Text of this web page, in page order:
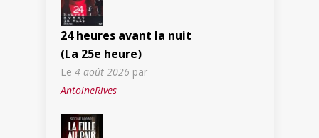
24 heures avant la nuit
(La 25e heure)
Le 4 août 2026 par
AntoineRives